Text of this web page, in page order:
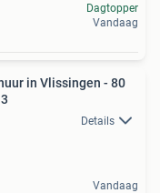
Dagtopper
Vandaag
in Vlissingen - 80
Details
Vandaag